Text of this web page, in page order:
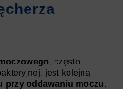
, często
jest kolejną
przy oddawaniu moczu.